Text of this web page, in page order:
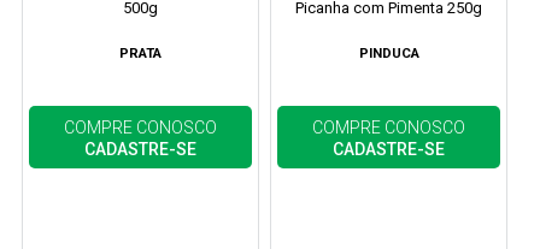
500g
PRATA
COMPRE CONOSCO
CADASTRE-SE
Picanha com Pimenta 250g
PINDUCA
COMPRE CONOSCO
CADASTRE-SE